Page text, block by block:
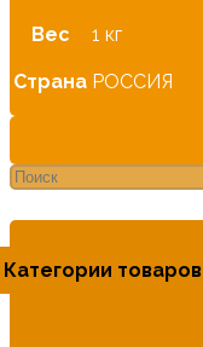
Вес 1 кг
Страна РОССИЯ
Категории товаров